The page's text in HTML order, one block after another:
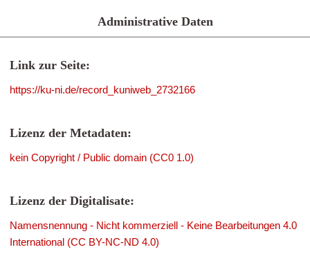
Administrative Daten
Link zur Seite:
https://ku-ni.de/record_kuniweb_2732166
Lizenz der Metadaten:
kein Copyright / Public domain (CC0 1.0)
Lizenz der Digitalisate:
Namensnennung - Nicht kommerziell - Keine Bearbeitungen 4.0
International (CC BY-NC-ND 4.0)